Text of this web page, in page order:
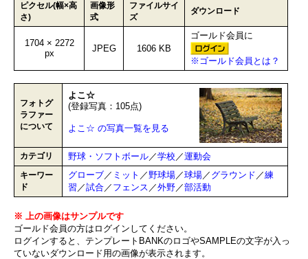
ピクセル(幅×高
さ)
画像形
式
ファイルサイ
ズ
ダウンロード
1704 × 2272
px
JPEG 1606 KB
ゴールド会員に
※ゴールド会員とは？
フォトグ
ラファー
について
よこ☆
(登録写真：105点)
よこ☆ の写真一覧を見る
カテゴリ 野球・ソフトボール／学校 ／運動会
キーワー
ド
グローブ／ ミット ／野球場／球場／ グラウンド ／練
習 ／試合／ フェンス ／外野／部活動
※ 上の画像はサンプルです
ゴールド会員の方はログインしてください。
ログインすると、テンプレートBANKのロゴやSAMPLEの文字が入っ
ていないダウンロード用の画像が表示されます。